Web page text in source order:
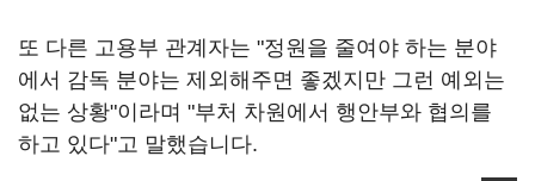
또 다른 고용부 관계자는 "정원을 줄여야 하는 분야
에서 감독 분야는 제외해주면 좋겠지만 그런 예외는
없는 상황"이라며 "부처 차원에서 행안부와 협의를
하고 있다"고 말했습니다.